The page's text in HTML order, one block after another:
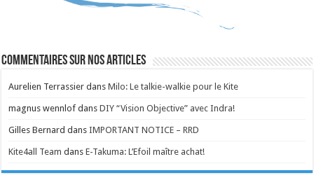
Commentaires sur nos articles
Aurelien Terrassier dansMilo: Le talkie-walkie pour le Kite
magnus wennlof dansDIY “Vision Objective” avec Indra!
Gilles Bernard dansIMPORTANT NOTICE – RRD
Kite4all Team dansE-Takuma: L’Efoil maître achat!